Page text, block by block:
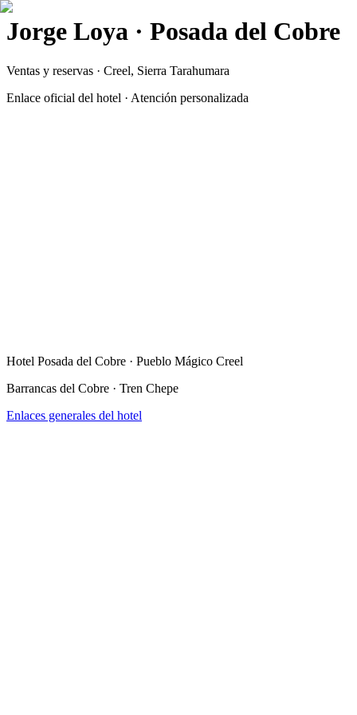
Jorge Loya · Posada del Cobre
Ventas y reservas · Creel, Sierra Tarahumara
Enlace oficial del hotel · Atención personalizada
Hotel Posada del Cobre · Pueblo Mágico Creel
Barrancas del Cobre · Tren Chepe
Enlaces generales del hotel